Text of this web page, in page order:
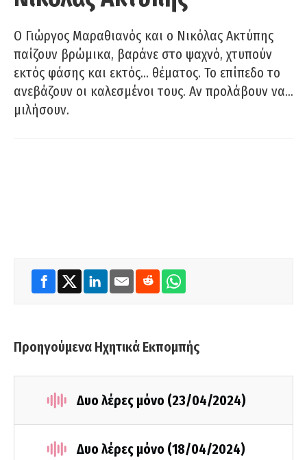
Ο Γιώργος Μαραθιανός και ο Νικόλας Ακτύπης
παίζουν βρώμικα, βαράνε στο ψαχνό, χτυπούν
εκτός φάσης και εκτός… θέματος. Το επίπεδο το
ανεβάζουν οι καλεσμένοι τους. Αν προλάβουν να…
μιλήσουν.
Προηγούμενα Ηχητικά Εκπομπής
Δυο λέρες μόνο (23/04/2024)
Δυο λέρες μόνο (18/04/2024)